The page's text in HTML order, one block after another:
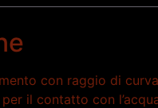
con raggio di
il contatto con